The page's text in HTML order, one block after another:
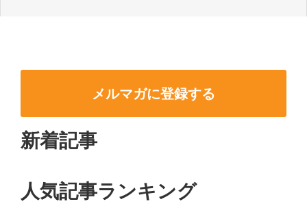
メルマガに登録する
新着記事
人気記事ランキング